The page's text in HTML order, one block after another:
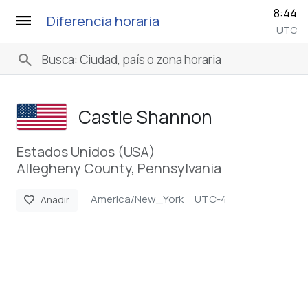
menu Diferencia horaria 8:44
UTC
search
Castle Shannon
Estados Unidos (USA)
Allegheny County, Pennsylvania
favorite Añadir America/New_York UTC-4